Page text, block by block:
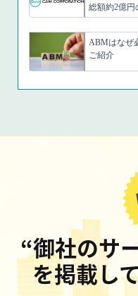
総額約2億円
ABMはなぜ
ご紹介
“御社のサ
を掲載し